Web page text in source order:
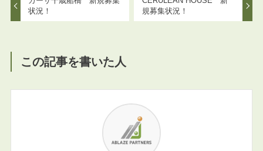
状況！
規募集状況！
この記事を書いた人